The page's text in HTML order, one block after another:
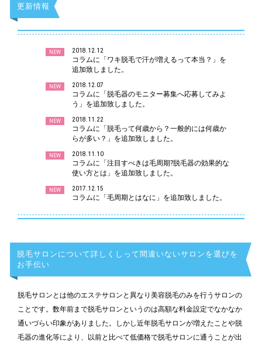
更新情報
NEW 2018.12.12
コラムに「ワキ脱毛で汗が増えるって本当？」を
追加致しました。
NEW 2018.12.07
コラムに「脱毛器のモニター募集へ応募してみよ
う」を追加致しました。
NEW 2018.11.22
コラムに「脱毛って何歳から？一般的には何歳か
らが多い？」を追加致しました。
NEW 2018.11.10
コラムに「注目すべきは毛周期?脱毛器の効果的な
使い方とは」を追加致しました。
NEW 2017.12.15
コラムに「毛周期とはなに」を追加致しました。
脱毛サロンについて詳しくしって間違いないサロンを選びを
お手伝い
脱毛サロンとは他のエステサロンと異なり美容脱毛のみを行うサロンの
ことです。数年前まで脱毛サロンというのは高額な料金設定でなかなか
通いづらい印象がありました。しかし近年脱毛サロンが増えたことや脱
毛器の進化等により、以前と比べて低価格で脱毛サロンに通うことが出